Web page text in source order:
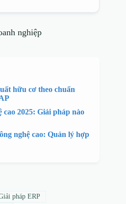
nghiệp
hữu cơ theo chuẩn
cao 2025: Giải pháp nào
nghệ cao: Quản lý hợp
pháp ERP